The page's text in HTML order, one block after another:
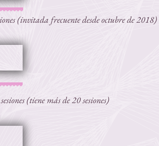
(invitada frecuente desde octubre de 2018)
(tiene más de 20 sesiones)